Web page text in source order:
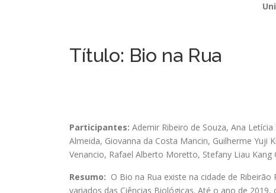
Título: Bio na Rua
Participantes: Ademir Ribeiro de Souza, Ana Letícia
Almeida, Giovanna da Costa Mancin, Guilherme Yuji
Venancio, Rafael Alberto Moretto, Stefany Liau Kang
Resumo: O Bio na Rua existe na cidade de
variados das Ciências Biológicas. Até o ano de